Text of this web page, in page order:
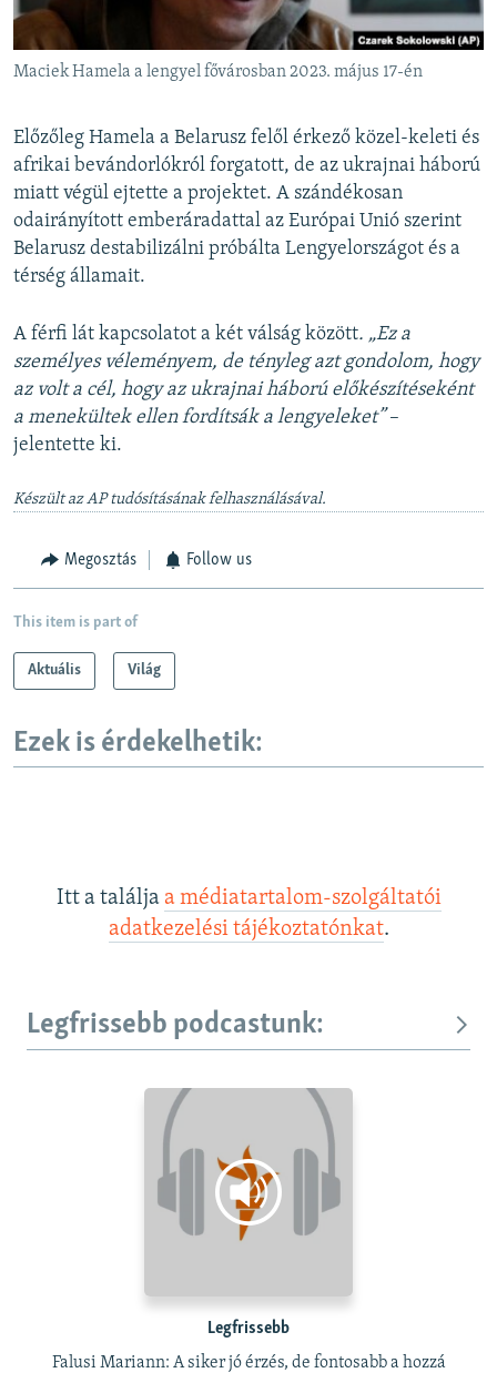
Maciek Hamela a lengyel fővárosban 2023. május 17-én
Előzőleg Hamela a Belarusz felől érkező közel-keleti és
afrikai bevándorlókról forgatott, de az ukrajnai háború
miatt végül ejtette a projektet. A szándékosan
odairányított emberáradattal az Európai Unió szerint
Belarusz destabilizálni próbálta Lengyelországot és a
térség államait.
A férfi lát kapcsolatot a két válság között. „Ez a
személyes véleményem, de tényleg azt gondolom, hogy
az volt a cél, hogy az ukrajnai háború előkészítéseként
a menekültek ellen fordítsák a lengyeleket”–
jelentette ki.
Készült az AP tudósításának felhasználásával.
Megosztás Follow us
This item is part of
Aktuális Világ
Ezek is érdekelhetik:
Itt a találja a médiatartalom-szolgáltatói
adatkezelési tájékoztatónkat.
Legfrissebb podcastunk:
Legfrissebb
Falusi Mariann: A siker jó érzés, de fontosabb a hozzá